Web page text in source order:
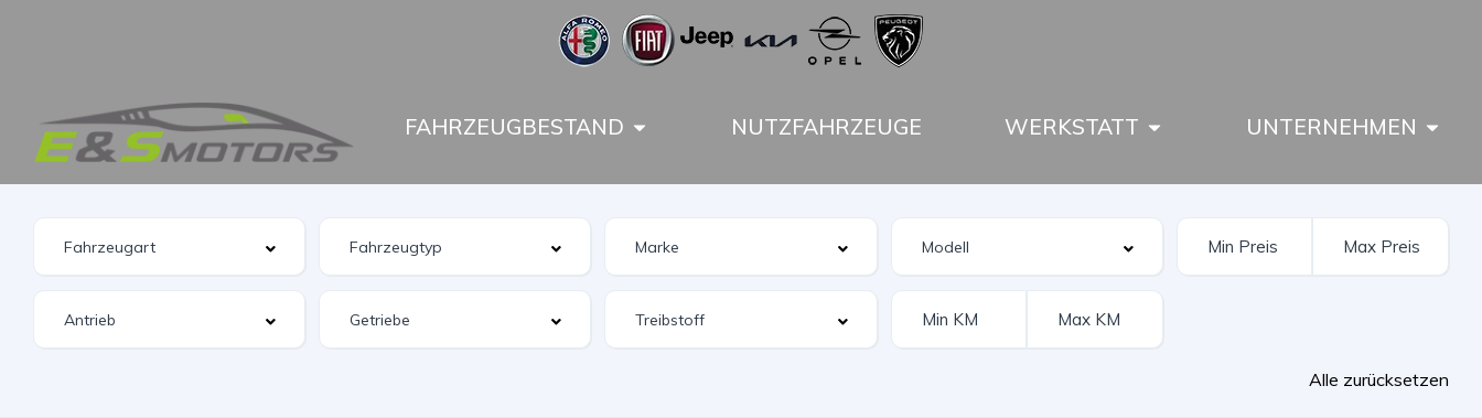
FAHRZEUGBESTAND NUTZFAHRZEUGE WERKSTATT UNTERNEHMEN
Alle zurücksetzen